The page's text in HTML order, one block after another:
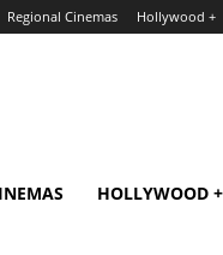
Regional Cinemas Hollywood +
HOLLYWOOD +